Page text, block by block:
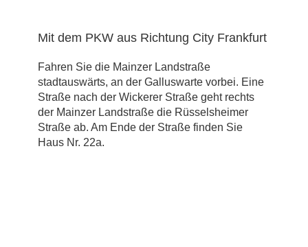
Mit dem PKW aus Richtung City Frankfurt
Fahren Sie die Mainzer Landstraße
stadtauswärts, an der Galluswarte vorbei. Eine
Straße nach der Wickerer Straße geht rechts
der Mainzer Landstraße die Rüsselsheimer
Straße ab. Am Ende der Straße finden Sie
Haus Nr. 22a.